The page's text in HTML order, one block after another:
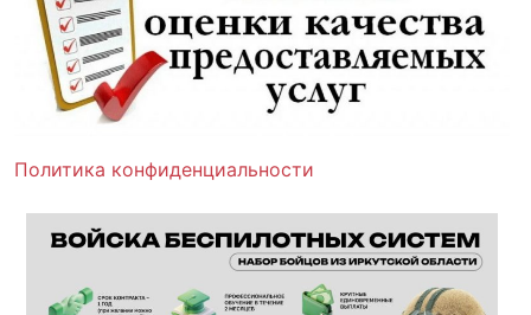
Политика конфиденциальности